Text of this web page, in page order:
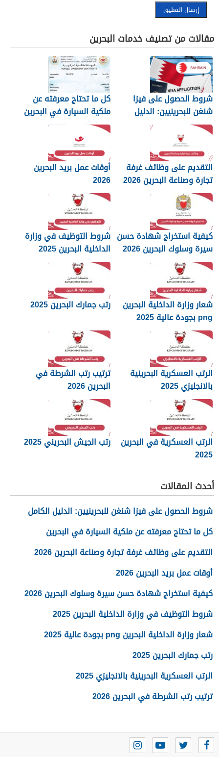
مقالات من تصنيف خدمات البحرين
شروط الحصول على فيزا
شنغن للبحرينيين: الدليل
الكامل
كل ما تحتاج معرفته عن
ملكية السيارة في البحرين
التقديم على وظائف غرفة
تجارة وصناعة البحرين 2026
أوقات عمل بريد البحرين
2026
كيفية استخراج شهادة حسن
سيرة وسلوك البحرين 2026
شروط التوظيف في وزارة
الداخلية البحرين 2025
شعار وزارة الداخلية البحرين
png بجودة عالية 2025
رتب جمارك البحرين 2025
الرتب العسكرية البحرينية
بالانجليزي 2025
ترتيب رتب الشرطة في
البحرين 2026
الرتب العسكرية في البحرين
2025
رتب الجيش البحريني 2025
أحدث المقالات
شروط الحصول على فيزا شنغن للبحرينيين: الدليل الكامل
كل ما تحتاج معرفته عن ملكية السيارة في البحرين
التقديم على وظائف غرفة تجارة وصناعة البحرين 2026
أوقات عمل بريد البحرين 2026
كيفية استخراج شهادة حسن سيرة وسلوك البحرين 2026
شروط التوظيف في وزارة الداخلية البحرين 2025
شعار وزارة الداخلية البحرين png بجودة عالية 2025
رتب جمارك البحرين 2025
الرتب العسكرية البحرينية بالانجليزي 2025
ترتيب رتب الشرطة في البحرين 2026